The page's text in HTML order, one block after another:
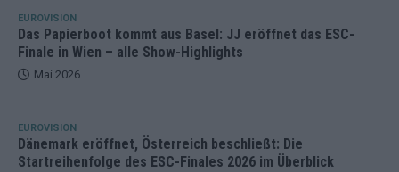
EUROVISION
Das Papierboot kommt aus Basel: JJ eröffnet das ESC-
Finale in Wien – alle Show-Highlights
Mai 2026
EUROVISION
Dänemark eröffnet, Österreich beschließt: Die
Startreihenfolge des ESC-Finales 2026 im Überblick